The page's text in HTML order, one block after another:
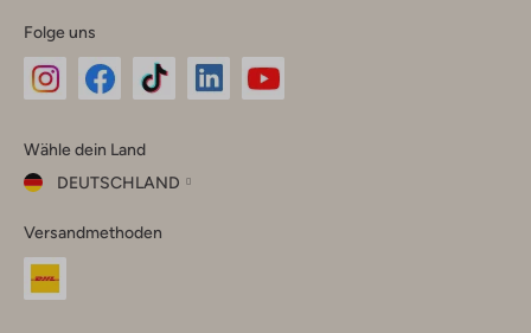
Folge uns
Instagram
Facebook
TikTok
Wähle dein Land
DEUTSCHLAND
dein
Land
Versandmethoden